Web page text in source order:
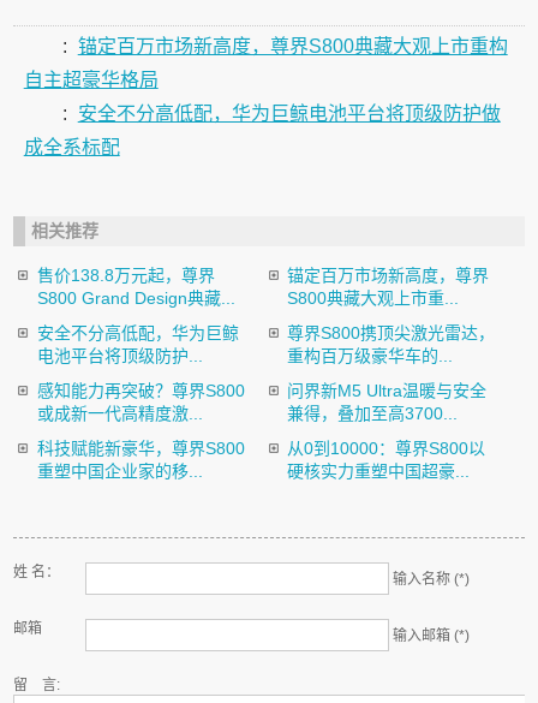
: 锚定百万市场新高度，尊界S800典藏大观上市重构
自主超豪华格局
:
安全不分高低配，华为巨鲸电池平台将顶级防护做
成全系标配
相关推荐
售价138.8万元起，尊界
S800 Grand Design典藏...
锚定百万市场新高度，尊界
S800典藏大观上市重...
安全不分高低配，华为巨鲸
电池平台将顶级防护...
尊界S800携顶尖激光雷达，
重构百万级豪华车的...
感知能力再突破？尊界S800
或成新一代高精度激...
问界新M5 Ultra温暖与安全
兼得，叠加至高3700...
科技赋能新豪华，尊界S800
重塑中国企业家的移...
从0到10000：尊界S800以
硬核实力重塑中国超豪...
姓 名： 输入名称 (*)
邮箱 输入邮箱 (*)
留 言: